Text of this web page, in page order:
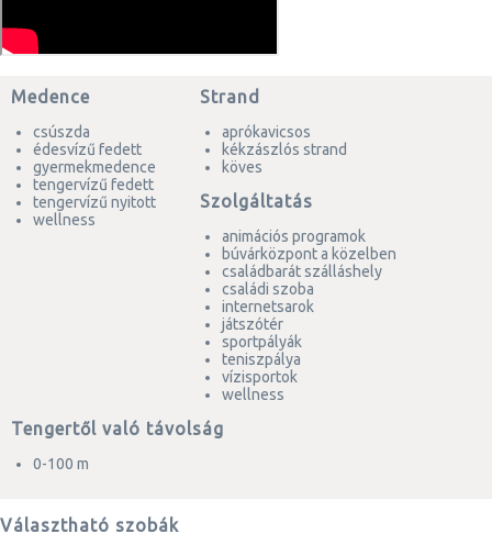
Medence
csúszda
édesvízű fedett
gyermekmedence
tengervízű fedett
tengervízű nyitott
wellness
Strand
aprókavicsos
kékzászlós strand
köves
Szolgáltatás
animációs programok
búvárközpont a közelben
családbarát szálláshely
családi szoba
internetsarok
játszótér
sportpályák
teniszpálya
vízisportok
wellness
Tengertől való távolság
0-100 m
Választható szobák